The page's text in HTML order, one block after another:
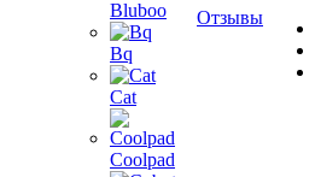
Bluboo
Bq
Cat
Coolpad
Отзывы